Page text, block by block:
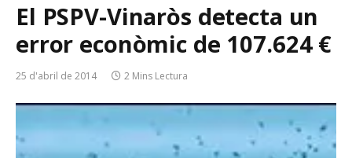
El PSPV-Vinaròs detecta un
error econòmic de 107.624 €
25 d'abril de 2014 2 Mins Lectura